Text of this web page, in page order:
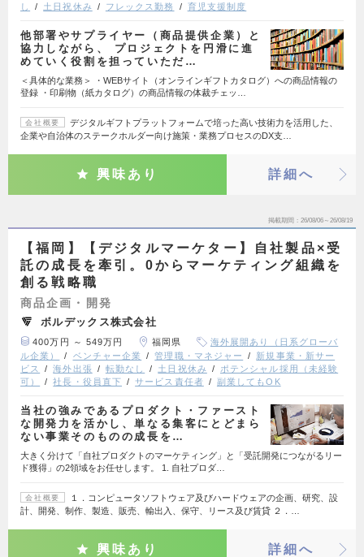
し
土日祝休み フレックス勤務 育児支援制度
他部署やサプライヤー（商品提供企業）と
協力しながら、 プロジェクトを円滑に進
めていく役割を担っていただ…
＜具体的な業務＞ ・WEBサイト（オンラインギフトカタログ）への商品情報の
登録 ・印刷物（紙カタログ）の商品情報の体裁チェッ…
会社概要
デジタルギフトプラットフォームで培った高い技術力を活用した、
企業や自治体のステークホルダー向け施策・業務プロセスのDX支…
興味あり 詳細へ
掲載期間 26/08/06～26/08/19
【福岡】【デジタルマーケター】自社製品×受
託の成長を牽引。0からマーケティング組織を
創る戦略職
商品企画・開発
ボルデックス株式会社
400万円 ～ 549万円 福岡県
海外展開あり（日系グローバ
ル企業）
ベンチャー企業 管理職・マネジャー
新規事業・新サー
ビス
海外出張 転勤なし 土日祝休み
ポテンシャル採用（未経験
可）
社長・役員直下 サービス責任者 副業してもOK
当社の強みであるプロダクト・ファースト
な開発力を活かし、単なる集客にとどまら
ない事業そのものの成長を…
大きく分けて「自社プロダクトのマーケティング」と「受託開発につながるリー
ド獲得」の2領域をお任せします。 1. 自社プロダ…
会社概要
１．コンピュータソフトウェア及びハードウェアの企画、研究、設
計、開発、制作、製造、販売、輸出入、保守、リース及び賃貸 ２．…
興味あり 詳細へ